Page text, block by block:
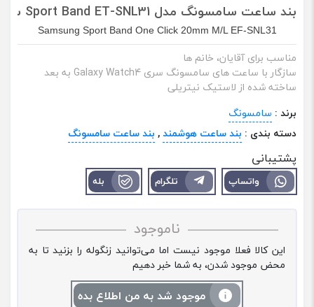
بند ساعت سامسونگ مدل Sport Band ET-SNL31 سایز mm M/L20
Samsung Sport Band One Click 20mm M/L EF-SNL31
مناسب برای آقایان، خانم‌ ها
سازگار با ساعت ‌های سامسونگ سری Galaxy Watch4 به بعد
ساخته شده از لاستیک نیتریلی
برند : سامسونگ
دسته بندی : بند ساعت هوشمند, بند ساعت سامسونگ
پشتیبانی
واتساپ تلگرام بله
ناموجود
این کالا فعلا موجود نیست اما می‌توانید زنگوله را بزنید تا به
محض موجود شدن، به شما خبر دهیم
موجود شد به من اطلاع بده